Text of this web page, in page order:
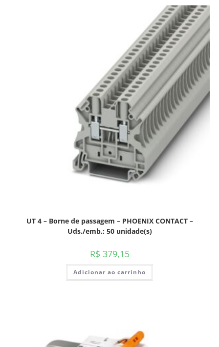
UT 4 – Borne de passagem – PHOENIX CONTACT –
Uds./emb.: 50 unidade(s)
R$ 379,15
Adicionar ao carrinho